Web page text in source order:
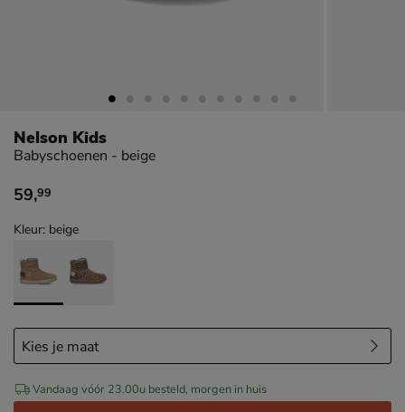
Nelson Kids
Babyschoenen - beige
€ 59,99
59,99
Kleur: beige
Vandaag vóór 23.00u besteld, morgen in huis